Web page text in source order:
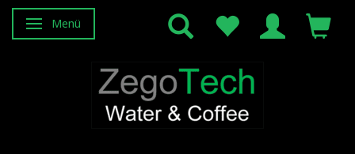
Anzeige ändern
Menü